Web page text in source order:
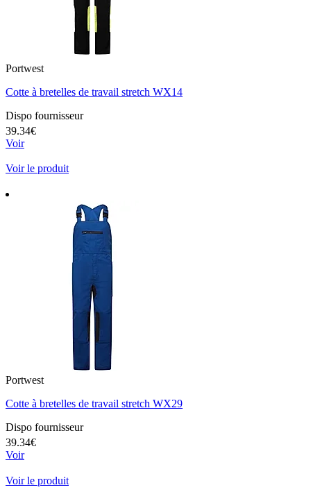
Portwest
Cotte à bretelles de travail stretch WX14
Dispo fournisseur
39.34€
Voir
Voir le produit
Portwest
Cotte à bretelles de travail stretch WX29
Dispo fournisseur
39.34€
Voir
Voir le produit